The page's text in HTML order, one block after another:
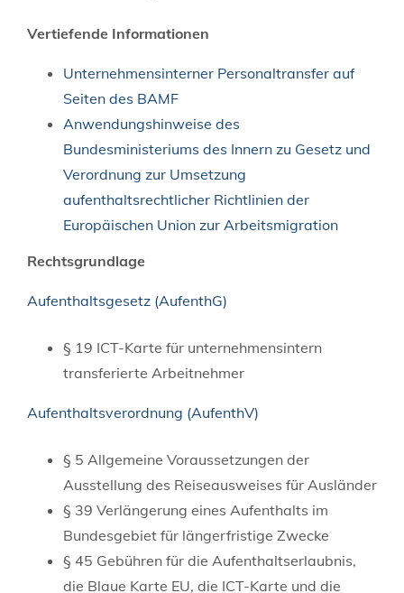
Vertiefende Informationen
Unternehmensinterner Personaltransfer auf
Seiten des BAMF
Anwendungshinweise des
Bundesministeriums des Innern zu Gesetz und
Verordnung zur Umsetzung
aufenthaltsrechtlicher Richtlinien der
Europäischen Union zur Arbeitsmigration
Rechtsgrundlage
Aufenthaltsgesetz (AufenthG)
§ 19 ICT-Karte für unternehmensintern
transferierte Arbeitnehmer
Aufenthaltsverordnung (AufenthV)
§ 5 Allgemeine Voraussetzungen der
Ausstellung des Reiseausweises für Ausländer
§ 39 Verlängerung eines Aufenthalts im
Bundesgebiet für längerfristige Zwecke
§ 45 Gebühren für die Aufenthaltserlaubnis,
die Blaue Karte EU, die ICT-Karte und die